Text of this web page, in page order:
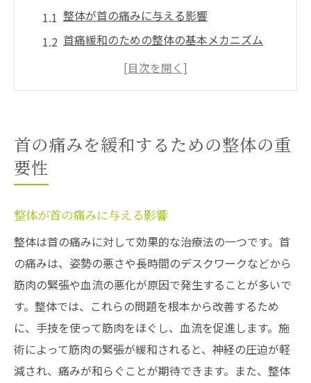
整体が首の痛みに与える影響
首痛緩和のための整体の基本メカニズム
整体の実施頻度と首痛緩和の関係
整体と他の治療法の違いとは？
方法
整体で首の痛みが緩和される理由
東大和市で整体を受けることで首の痛みを解消
東大和市で信頼できる整体院の選び方
整体を受ける前に知っておくべきポイント
東大和市でおすすめの整体院紹介
整体施術の流れと期待される効果
東大和市の整体院での患者の声
現代の生活習慣と首の痛み：整体がもたらす効
果
首の痛みを緩和するための整体の重
要性
整体が首の痛みに与える影響
整体は首の痛みに対して効果的な治療法の一つです。首
の痛みは、姿勢の悪さや長時間のデスクワークなどから
筋肉の緊張や血流の悪化が原因で発生することが多いで
す。整体では、これらの問題を根本から改善するため
に、手技を使って筋肉をほぐし、血流を促進します。施
術によって筋肉の緊張が緩和されると、神経の圧迫が軽
減され、痛みが和らぐことが期待できます。また、整体